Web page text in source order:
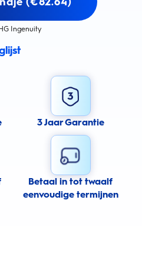
Ingenuity
3 Jaar Garantie
Betaal in tot twaalf
eenvoudige termijnen